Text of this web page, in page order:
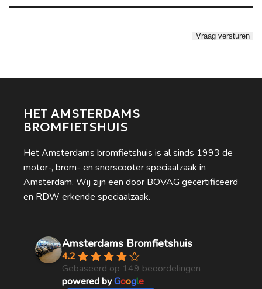
HET AMSTERDAMS
BROMFIETSHUIS
Het Amsterdams bromfietshuis is al sinds 1993 de
motor-, brom- en snorscooter speciaalzaak in
Amsterdam. Wij zijn een door BOVAG gecertificeerd
en RDW erkende speciaalzaak.
Amsterdams Bromfietshuis
4.2
Gebaseerd op 149 beoordelingen
powered byGoogle